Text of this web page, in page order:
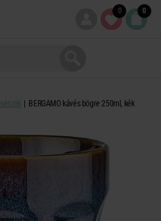
0 0
BERGAMO kávés bögre 250ml, kék